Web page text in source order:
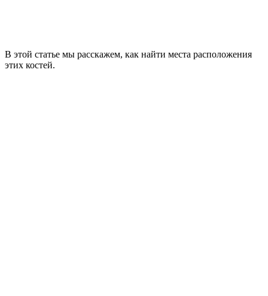
В этой статье мы расскажем, как найти места расположения
этих костей.